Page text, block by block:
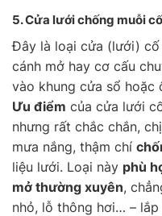
5. Cửa lưới chống muỗi
Đây là loại cửa (lưới)
cánh mở hay cơ cấu
vào khung cửa sổ hoặc
Ưu điểm của cửa lưới
nhưng rất chắc chắn,
mưa nắng, thậm chí
liệu lưới. Loại này phù
mở thường xuyên,
nhỏ, lỗ thông hơi… –